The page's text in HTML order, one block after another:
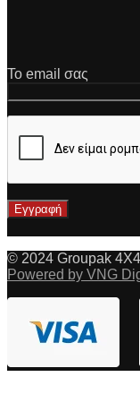
Το email σας
© 2024 Groupak
Powered by VNG